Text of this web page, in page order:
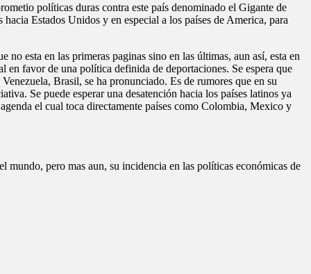
políticas duras contra este país denominado el Gigante de
Estados Unidos y en especial a los países de America, para
esta en las primeras paginas sino en las últimas, aun así, esta en
favor de una política definida de deportaciones. Se espera que
Brasil, se ha pronunciado. Es de rumores que en su
Se puede esperar una desatención hacia los países latinos ya
el cual toca directamente países como Colombia, Mexico y
mundo, pero mas aun, su incidencia en las políticas económicas de